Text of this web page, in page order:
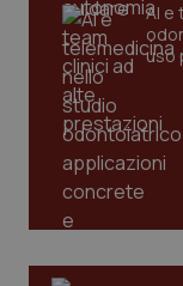
AI e
uso
tracking-
tracking-
session-id